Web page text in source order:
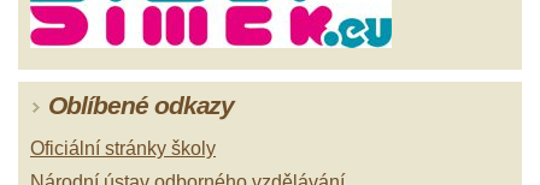
Oblíbené odkazy
Oficiální stránky školy